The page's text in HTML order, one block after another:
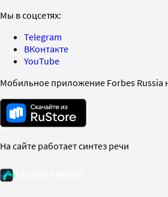
Мы в соцсетях:
Telegram
ВКонтакте
YouTube
Мобильное приложение Forbes Russia
На сайте работает синтез речи